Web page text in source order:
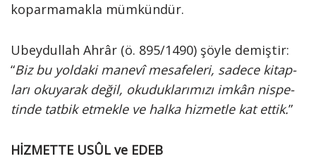
koparmamakla mümkündür.
Ubeydullah Ahrâr (ö. 895/1490) şöyle demiştir:
“Biz bu yol­da­ki manevî me­sa­fe­le­ri, sa­de­ce ki­tap­
la­rı oku­ya­rak de­ğil, oku­duk­la­rı­mı­zı im­kân nis­pe­
tin­de tat­bik et­mek­le ve hal­ka hiz­met­le kat et­tik.”
HİZMETTE USÛL ve EDEB